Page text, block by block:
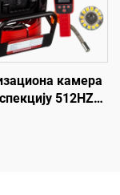
камера
512HZ